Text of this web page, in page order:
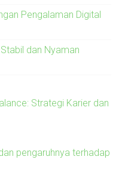
Pengalaman Digital
dan Nyaman
Strategi Karier dan
pengaruhnya terhadap